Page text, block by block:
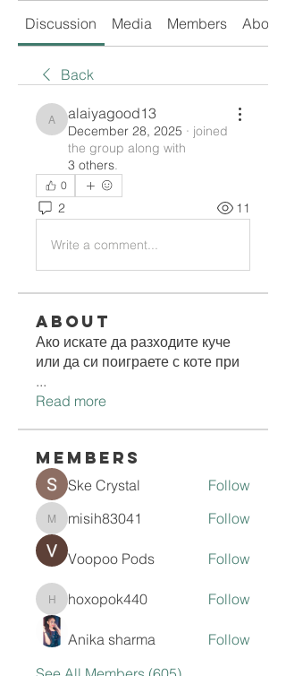
Discussion Media Members About
Back
alaiyagood13
alaiyagood13
December 28, 2025 · joined
the group along with
3 others.
0
2 11
Write a comment...
About
Ако искате да разходите куче
или да си поиграете с коте при
...
Read more
Members
Ske Crystal Follow
misih83041
misih83041 Follow
Voopoo Pods Follow
hoxopok440
hoxopok440 Follow
Anika sharma
Follow